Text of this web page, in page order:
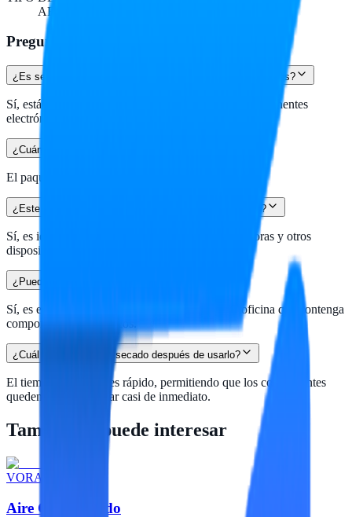
AEROSOL
Preguntas frecuentes
¿Es seguro usar este producto en componentes electrónicos?
Sí, está formulado específicamente para limpiar componentes
electrónicos sin dañarlos.
¿Cuántos envases vienen en un paquete?
El paquete incluye 20 envases de 280g cada uno.
¿Este aerosol es adecuado para limpiar computadoras?
Sí, es ideal para la limpieza de polvo en computadoras y otros
dispositivos electrónicos.
¿Puedo usarlo en equipos de oficina?
Sí, es efectivo para limpiar cualquier equipo de oficina que contenga
componentes electrónicos.
¿Cuál es el tiempo de secado después de usarlo?
El tiempo de secado es rápido, permitiendo que los componentes
queden listos para usar casi de inmediato.
También te puede interesar
VORAGO
Aire Comprimido